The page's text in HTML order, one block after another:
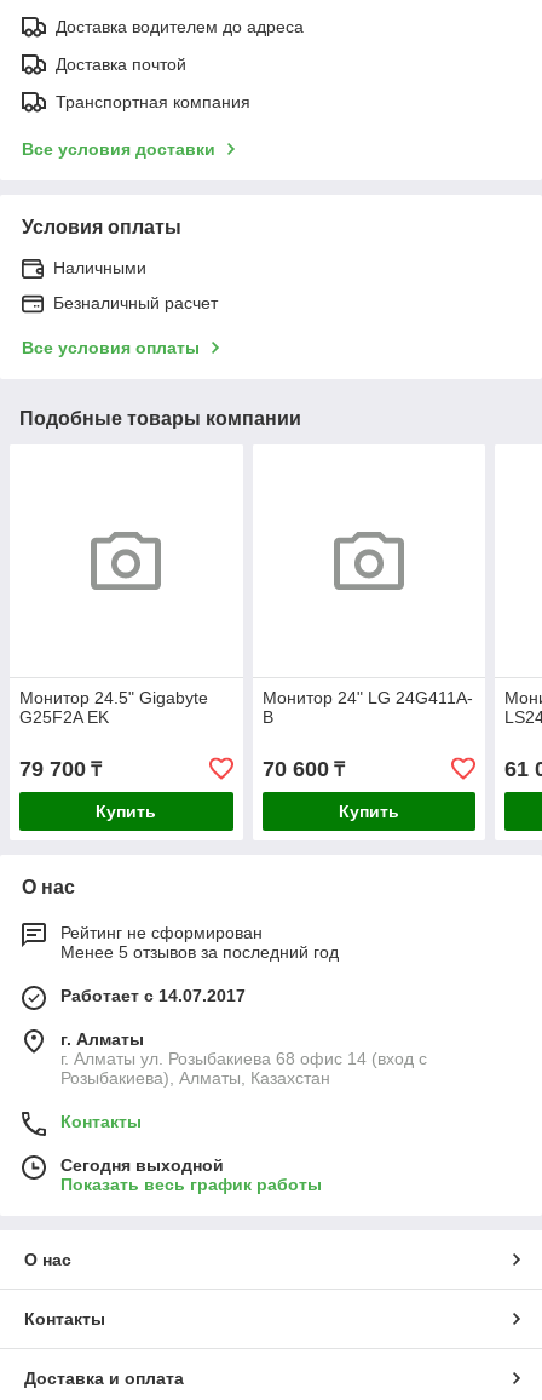
Доставка водителем до адреса
Доставка почтой
Транспортная компания
Все условия доставки
Условия оплаты
Наличными
Безналичный расчет
Все условия оплаты
Подобные товары компании
Монитор 24.5" Gigabyte
G25F2A EK
79 700 ₸
Купить
Монитор 24" LG 24G411A-
B
70 600₸
Купить
61
О нас
Рейтинг не сформирован
Менее 5 отзывов за последний год
Работает с 14.07.2017
г. Алматы
г. Алматы ул. Розыбакиева 68 офис 14 (вход с
Розыбакиева), Алматы, Казахстан
Контакты
Сегодня выходной
Показать весь график работы
О нас
Контакты
Доставка и оплата